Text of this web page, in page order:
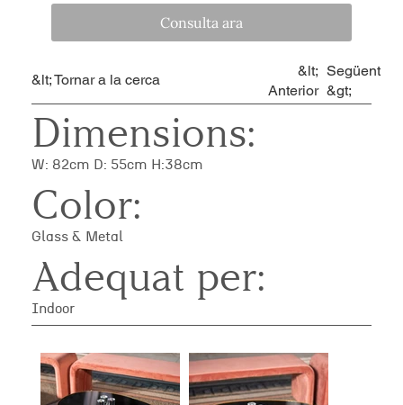
&lt; Tornar a la cerca
&lt;
Anterior
Següent
&gt;
Dimensions:
Color:
Adequat per:
W: 82cm D: 55cm H:38cm
Glass & Metal
Indoor
Consulta ara